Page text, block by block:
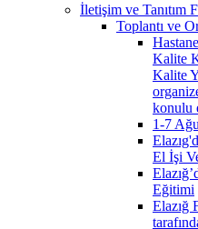
İletişim ve Tanıtım
Toplantı ve
Kalite
Kalite
konulu
1-7
El İşi
Eğitimi
Elazığ